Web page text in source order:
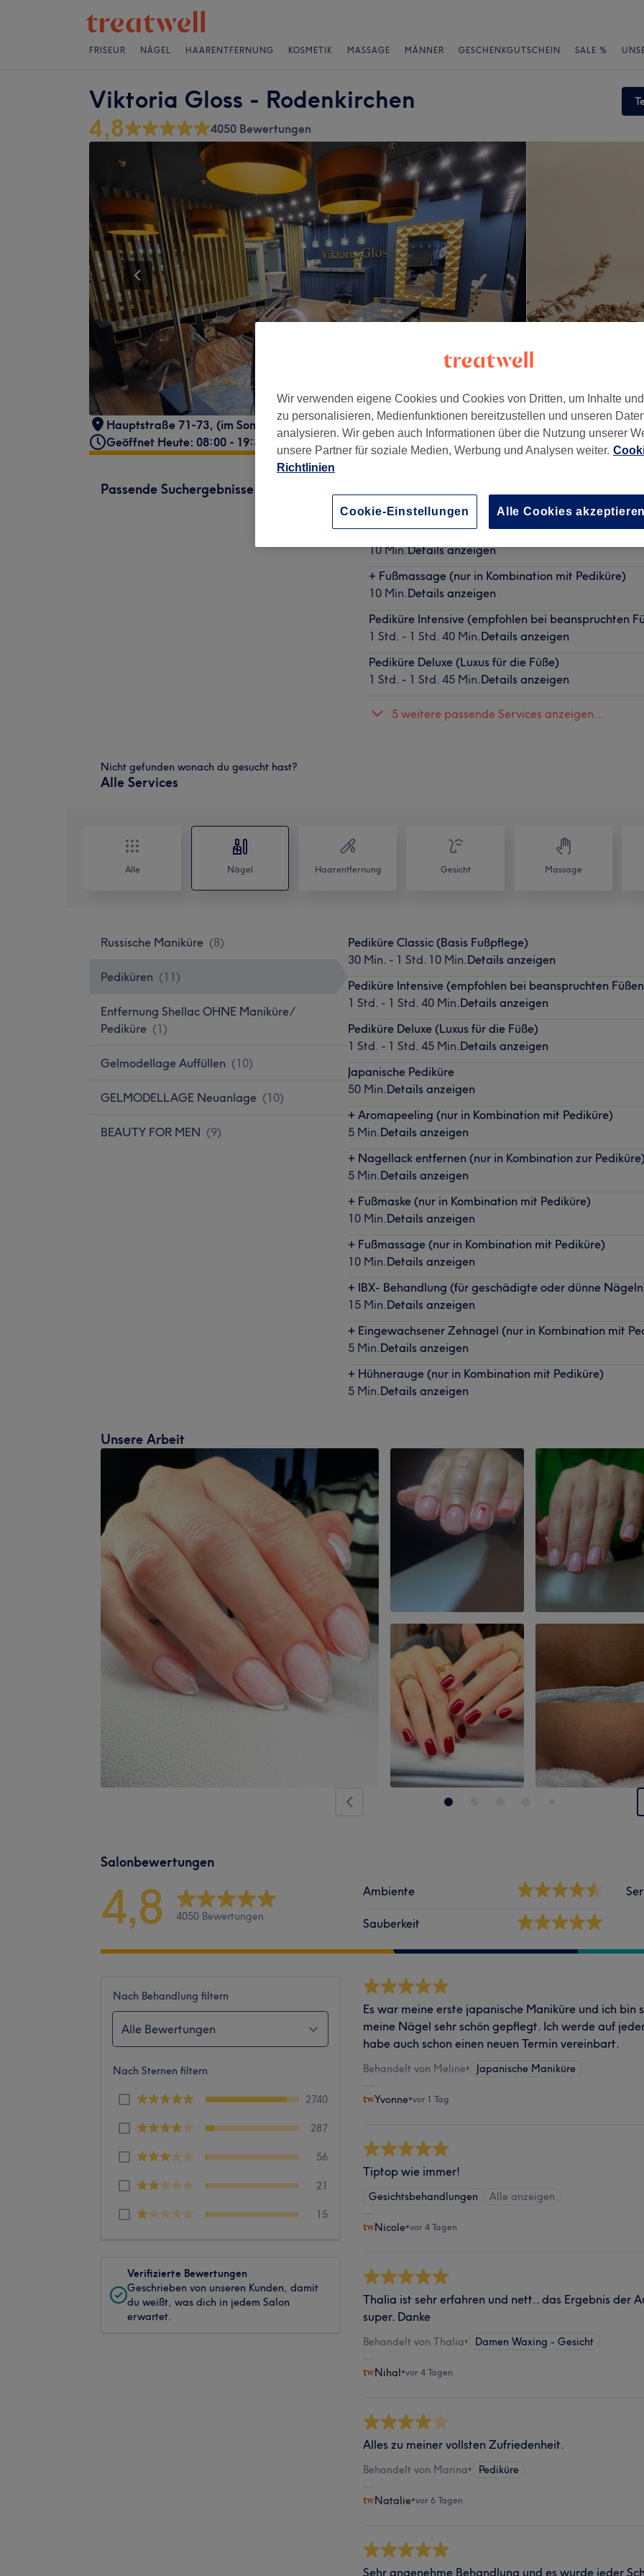
FRISEUR NÄGEL HAARENTFERNUNG KOSMETIK MASSAGE MÄNNER GESCHENKGUTSCHEIN SALE %
Viktoria Gloss - Rodenkirchen
4,8 4050 Bewertungen
Hauptstraße 71-73, (im Sommershof), Rodenkirchen, Köln, 50996
Geöffnet Heute: 08:00 - 19:30
Passende Suchergebnisse
30 Min. - 1 Std. 10 Min.
Details anzeigen
+ Fußmaske (nur in Kombination mit Pediküre)
10 Min.Details anzeigen
+ Fußmassage (nur in Kombination mit Pediküre)
10 Min.Details anzeigen
Pediküre Intensive (empfohlen bei beanspruchten
1 Std. - 1 Std. 40 Min.Details anzeigen
Pediküre Deluxe (Luxus für die Füße)
1 Std. - 1 Std. 45 Min.Details anzeigen
5 weitere passende Services anzeigen...
Nicht gefunden wonach du gesucht hast?
Alle Services
Alle Nägel Haarentfernung Gesicht Massage
Russische Maniküre (8)
Pediküren (11 )
Entfernung Shellac OHNE Maniküre/
Pediküre (1)
Gelmodellage Auffüllen (10)
GELMODELLAGE Neuanlage (10)
BEAUTY FOR MEN (9)
Pediküre Classic (Basis Fußpflege)
30 Min. - 1 Std. 10 Min.Details anzeigen
Pediküre Intensive (empfohlen bei beanspruchten
1 Std. - 1 Std. 40 Min.Details anzeigen
Pediküre Deluxe (Luxus für die Füße)
1 Std. - 1 Std. 45 Min.Details anzeigen
Japanische Pediküre
50 Min.Details anzeigen
+ Aromapeeling (nur in Kombination mit Pediküre)
5 Min.Details anzeigen
+ Nagellack entfernen (nur in Kombination zur
5 Min.Details anzeigen
+ Fußmaske (nur in Kombination mit Pediküre)
10 Min.Details anzeigen
+ Fußmassage (nur in Kombination mit Pediküre)
10 Min.Details anzeigen
+ IBX- Behandlung (für geschädigte oder dünne
15 Min.Details anzeigen
+ Eingewachsener Zehnagel (nur in Kombination mit
5 Min.Details anzeigen
+ Hühnerauge (nur in Kombination mit Pediküre)
5 Min.Details anzeigen
Unsere Arbeit
Salonbewertungen
4,8 4050 Bewertungen
Ambiente
Sauberkeit
Nach Behandlung filtern
Alle Bewertungen
Nach Sternen filtern
2740
287
56
21
15
Verifizierte Bewertungen
Geschrieben von unseren Kunden, damit
du weißt, was dich in jedem Salon
erwartet.
Es war meine erste japanische Maniküre und ich bin
meine Nägel sehr schön gepflegt. Ich werde auf
habe auch schon einen neuen Termin vereinbart.
Behandelt von Meline• Japanische Maniküre
Yvonne•vor 1 Tag
Tiptop wie immer!
Gesichtsbehandlungen Alle anzeigen
Nicole•vor 4 Tagen
Thalia ist sehr erfahren und nett.. das Ergebnis der
super. Danke
Behandelt von Thalia• Damen Waxing - Gesicht
Nihal•vor 4 Tagen
Alles zu meiner vollsten Zufriedenheit.
Behandelt von Marina• Pediküre
Natalie•vor 6 Tagen
Sehr angenehme Behandlung und es wurde jeder
Wir verwenden eigene Cookies und Cookies von Dritten, um Inhalte
zu personalisieren, Medienfunktionen bereitzustellen und unseren
analysieren. Wir geben auch Informationen über die Nutzung unserer
unsere Partner für soziale Medien, Werbung und Analysen weiter.
Richtlinien
Cookie-Einstellungen Alle Cookies